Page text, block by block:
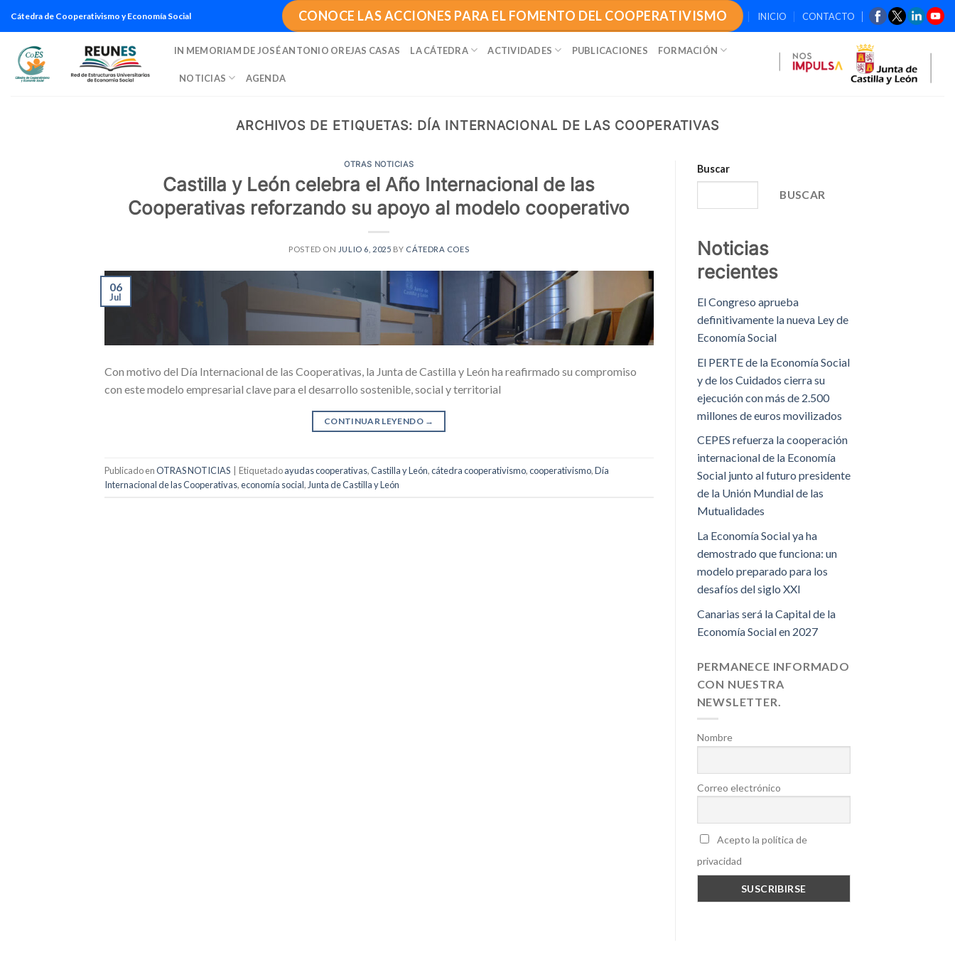
contenido
Cátedra de Cooperativismo y Economía Social CONOCE LAS ACCIONES PARA EL FOMENTO DEL COOPERATIVISMO INICIO CONTACTO
IN MEMORIAM DE JOSÉ ANTONIO OREJAS CASAS LA CÁTEDRA ACTIVIDADES PUBLICACIONES FORMACIÓN
NOTICIAS AGENDA
ARCHIVOS DE ETIQUETAS: DÍA INTERNACIONAL DE LAS COOPERATIVAS
OTRAS NOTICIAS
Castilla y León celebra el Año Internacional de las
Cooperativas reforzando su apoyo al modelo cooperativo
POSTED ON JULIO 6, 2025 BY CÁTEDRA COES
06
Jul
Con motivo del Día Internacional de las Cooperativas, la Junta de Castilla y León ha reafirmado su compromiso
con este modelo empresarial clave para el desarrollo sostenible, social y territorial
CONTINUAR LEYENDO →
Publicado enOTRAS NOTICIAS Etiquetadoayudas cooperativas,Castilla y León,cátedra cooperativismo,cooperativismo,Día
Internacional de las Cooperativas,economía social, Junta de Castilla y León
Buscar
BUSCAR
Noticias
recientes
El Congreso aprueba
definitivamente la nueva Ley de
Economía Social
El PERTE de la Economía Social
y de los Cuidados cierra su
ejecución con más de 2.500
millones de euros movilizados
CEPES refuerza la cooperación
internacional de la Economía
Social junto al futuro presidente
de la Unión Mundial de las
Mutualidades
La Economía Social ya ha
demostrado que funciona: un
modelo preparado para los
desafíos del siglo XXI
Canarias será la Capital de la
Economía Social en 2027
PERMANECE INFORMADO
CON NUESTRA
NEWSLETTER.
Nombre
Correo electrónico
Acepto la política de
privacidad